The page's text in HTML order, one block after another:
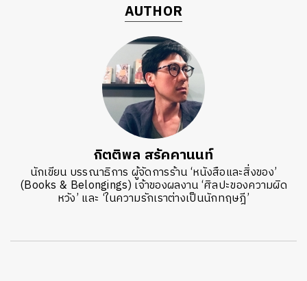
AUTHOR
กิตติพล สรัคคานนท์
นักเขียน บรรณาธิการ ผู้จัดการร้าน ‘หนังสือและสิ่งของ’
(Books & Belongings) เจ้าของผลงาน ‘ศิลปะของความผิด
หวัง’ และ ‘ในความรักเราต่างเป็นนักทฤษฎี’